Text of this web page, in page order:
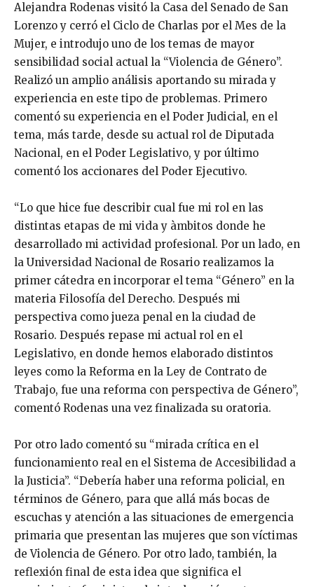
Alejandra Rodenas visitó la Casa del Senado de San
Lorenzo y cerró el Ciclo de Charlas por el Mes de la
Mujer, e introdujo uno de los temas de mayor
sensibilidad social actual la “Violencia de Género”.
Realizó un amplio análisis aportando su mirada y
experiencia en este tipo de problemas. Primero
comentó su experiencia en el Poder Judicial, en el
tema, más tarde, desde su actual rol de Diputada
Nacional, en el Poder Legislativo, y por último
comentó los accionares del Poder Ejecutivo.
“Lo que hice fue describir cual fue mi rol en las
distintas etapas de mi vida y àmbitos donde he
desarrollado mi actividad profesional. Por un lado, en
la Universidad Nacional de Rosario realizamos la
primer cátedra en incorporar el tema “Género” en la
materia Filosofía del Derecho. Después mi
perspectiva como jueza penal en la ciudad de
Rosario. Después repase mi actual rol en el
Legislativo, en donde hemos elaborado distintos
leyes como la Reforma en la Ley de Contrato de
Trabajo, fue una reforma con perspectiva de Género”,
comentó Rodenas una vez finalizada su oratoria.
Por otro lado comentó su “mirada crítica en el
funcionamiento real en el Sistema de Accesibilidad a
la Justicia”. “Debería haber una reforma policial, en
términos de Género, para que allá más bocas de
escuchas y atención a las situaciones de emergencia
primaria que presentan las mujeres que son víctimas
de Violencia de Género. Por otro lado, también, la
reflexión final de esta idea que significa el